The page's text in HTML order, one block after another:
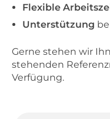
Flexible
Unterstützung
Gerne stehen wir
stehenden
Verfügung.